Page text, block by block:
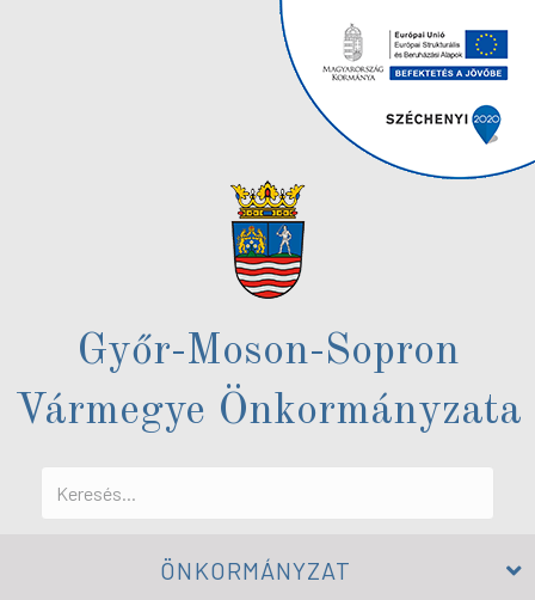
Győr-Moson-Sopron
Vármegye Önkormányzata
ÖNKORMÁNYZAT